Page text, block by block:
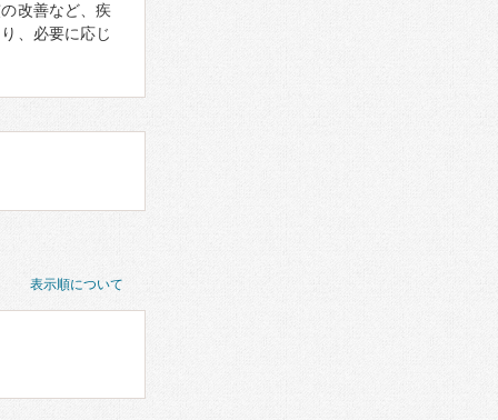
改善など、疾
、必要に応じ
表示順について